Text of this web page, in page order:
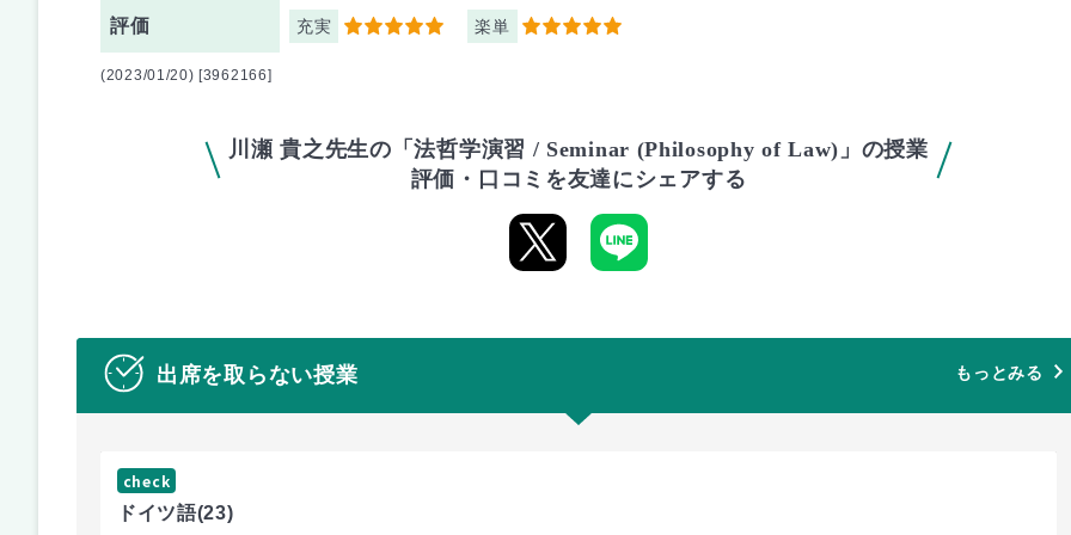
評価 充実 5 楽単 5
(2023/01/20) [3962166]
川瀬 貴之先生の「法哲学演習 / Seminar (Philosophy of Law)」の授業
評価・口コミを友達にシェアする
出席を取らない授業 もっとみる
check
ドイツ語(23)